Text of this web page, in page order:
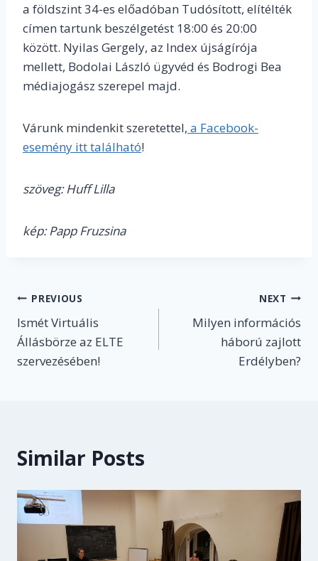
a földszint 34-es előadóban Tudósított, elítélték
címen tartunk beszélgetést 18:00 és 20:00
között. Nyilas Gergely, az Index újságírója
mellett, Bodolai László ügyvéd és Bodrogi Bea
médiajogász szerepel majd.
Várunk mindenkit szeretettel, a Facebook-
esemény itt található!
szöveg: Huff Lilla
kép: Papp Fruzsina
Post
navigation
PREVIOUS
Ismét Virtuális
Állásbörze az ELTE
szervezésében!
NEXT
Milyen információs
háború zajlott
Erdélyben?
Similar Posts